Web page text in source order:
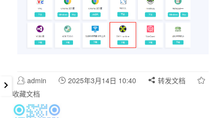
admin 2025年3月14日 10:40
转发文档
收藏文档